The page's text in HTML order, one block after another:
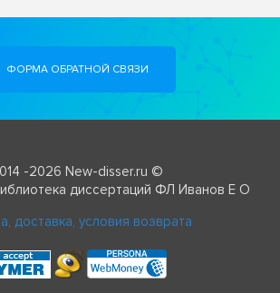
ФОРМА ОБРАТНОЙ СВЯЗИ
-2026 New-disser.ru ©
диссертаций ФЛ Иванов Е О
доставка, условия возврата